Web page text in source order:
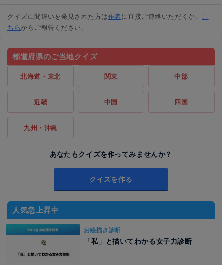
クイズに間違いを発見された方は作者に直接ご連絡いただくか、 こ
ちらからご報告ください。
都道府県のご当地クイズ
北海道・東北 関東 中部
近畿 中国 四国
九州・沖縄
あなたもクイズを作ってみませんか？
クイズを作る
人気急上昇中
お絵描き診断
「私」と描いてわかる女子力診断